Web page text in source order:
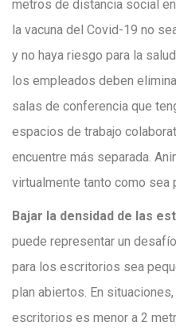
metros de distancia social
la vacuna del Covid-19 no
y no haya riesgo para la
los empleados deben
salas de conferencia que
espacios de trabajo
encuentre más separada.
virtualmente tanto como sea
Bajar la densidad de las
puede representar un
para los escritorios sea
plan abiertos. En
escritorios es menor a 2